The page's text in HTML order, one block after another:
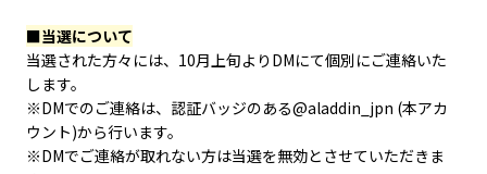
■当選について
当選された方々には、10月上旬よりDMにて個別にご連絡いた
します。
※DMでのご連絡は、認証バッジのある@aladdin_jpn (本アカ
ウント)から行います。
※DMでご連絡が取れない方は当選を無効とさせていただきま